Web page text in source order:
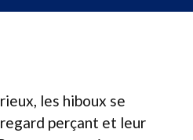
les hiboux se
perçant et leur